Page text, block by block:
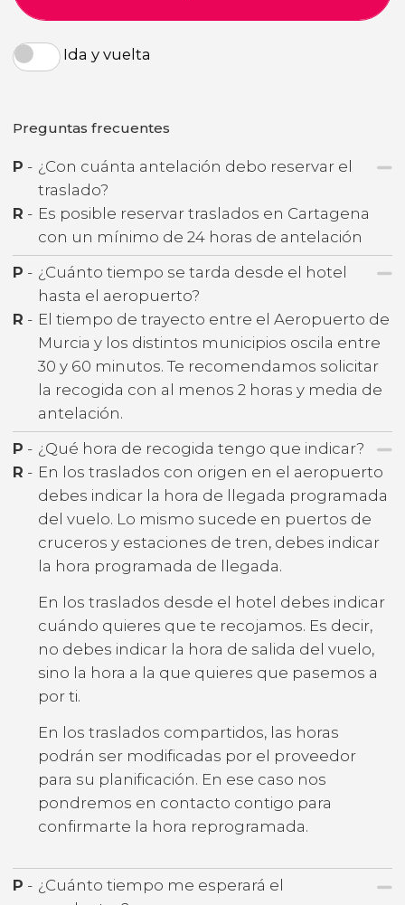
Ida y vuelta
Preguntas frecuentes
P - ¿Con cuánta antelación debo reservar el
traslado?
R - Es posible reservar traslados en Cartagena
con un mínimo de 24 horas de antelación
P - ¿Cuánto tiempo se tarda desde el hotel
hasta el aeropuerto?
R - El tiempo de trayecto entre el Aeropuerto de
Murcia y los distintos municipios oscila entre
30 y 60 minutos. Te recomendamos solicitar
la recogida con al menos 2 horas y media de
antelación.
P - ¿Qué hora de recogida tengo que indicar?
R - En los traslados con origen en el aeropuerto
debes indicar la hora de llegada programada
del vuelo. Lo mismo sucede en puertos de
cruceros y estaciones de tren, debes indicar
la hora programada de llegada.
En los traslados desde el hotel debes indicar
cuándo quieres que te recojamos. Es decir,
no debes indicar la hora de salida del vuelo,
sino la hora a la que quieres que pasemos a
por ti.
En los traslados compartidos, las horas
podrán ser modificadas por el proveedor
para su planificación. En ese caso nos
pondremos en contacto contigo para
confirmarte la hora reprogramada.
P - ¿Cuánto tiempo me esperará el